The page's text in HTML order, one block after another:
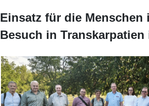
Einsatz für die Menschen
Besuch in Transkarpatien